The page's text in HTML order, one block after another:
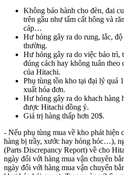
Không bảo hành cho đèn, đai
trên gầu như tấm cất hông và
cáp…
Hư hỏng gây ra do rung, lắc,
thường.
Hư hỏng gây ra do việc bảo trì,
đúng cách hay không tuân
của Hitachi.
Phụ tùng tồn kho tại đại lý quá
xuất hóa đơn.
Hư hỏng gây ra do khach hàng
được Hitachi đồng ý.
Giá trị hàng thấp hơn 20$.
- Nếu phụ tùng mua về kho phát hiện
hàng bị trầy, xước hay hỏng hóc…),
(Parts Discrepancy Report) về cho
ngày đối với hàng mua vận chuyên
ngày đối với hàng mua vận chuyển